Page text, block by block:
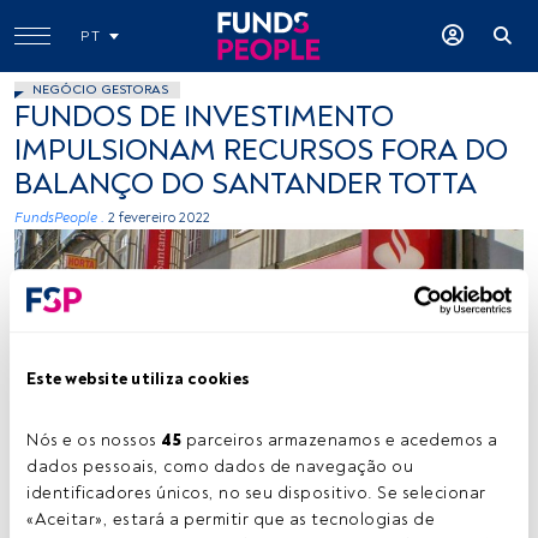
Este website utiliza cookies
Nós e os nossos 45 parceiros armazenamos e acedemos a
dados pessoais, como dados de navegação ou
identificadores únicos, no seu dispositivo. Se selecionar
«Aceitar», estará a permitir que as tecnologias de
PT
NEGÓCIO GESTORAS
FUNDOS DE INVESTIMENTO
IMPULSIONAM RECURSOS FORA DO
BALANÇO DO SANTANDER TOTTA
FundsPeople . 2 fevereiro 2022
Tempo de leitura:2 min.